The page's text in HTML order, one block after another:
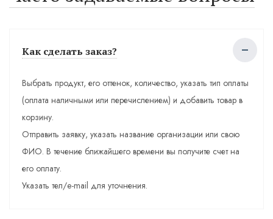
Как сделать заказ?
Выбрать продукт, его оттенок, количество, указать тип оплаты
(оплата наличными или перечислением) и добавить товар в
корзину.
Отправить заявку, указать название организации или свою
ФИО. В течение ближайшего времени вы получите счет на
его оплату.
Указать тел/e-mail для уточнения.